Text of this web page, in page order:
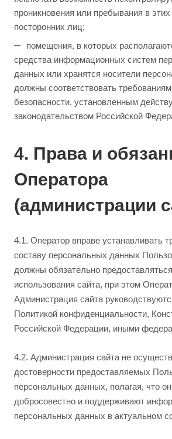
проникновения или пребывания в
посторонних лиц;
помещения, в которых
средства информационных систем
данных или хранятся носители
должны соответствовать
безопасности, установленным
законодательством Российской
4. Права и
Оператора
(администрации
4.1. Оператор вправе устанавливать
составу персональных данных
должны обязательно
использования сайта, при этом
Администрация сайта
Политикой конфиденциальности,
Российской Федерации, иными
4.2. Администрация сайта не
достоверности предоставляемых
персональных данных, полагая, что
добросовестно и поддерживают
персональных данных в актуальном